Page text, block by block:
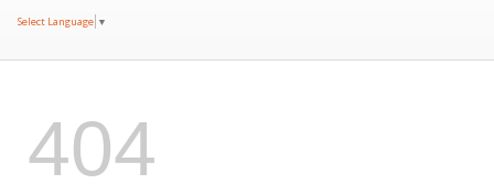
Select Language ▼